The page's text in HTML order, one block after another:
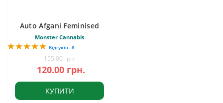
Auto Afgani Feminised
Monster Cannabis
Відгуків - 8
155.00 грн.
120.00 грн.
КУПИТИ